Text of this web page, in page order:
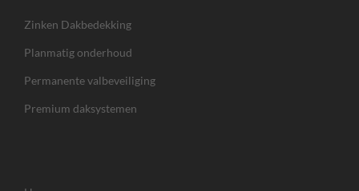
Zinken Dakbedekking
Planmatig onderhoud
Permanente valbeveiliging
Premium daksystemen